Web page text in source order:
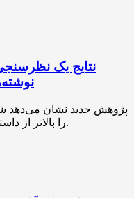
نتایج یک
پژوهش جدید نشان می‌دهد
ChatGPT را بالاتر از داستان‌های انسانی ارزیابی کردند.